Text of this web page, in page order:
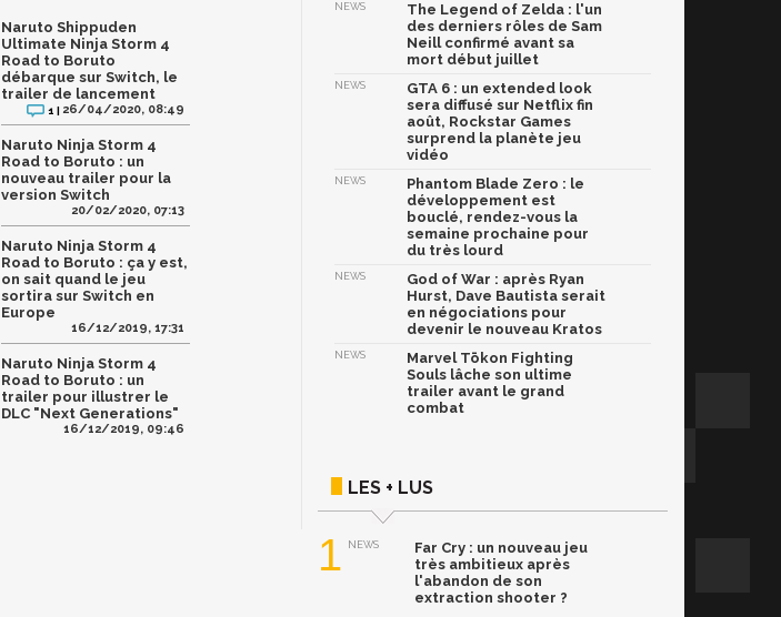
Naruto Shippuden
Ultimate Ninja Storm 4
Road to Boruto
débarque sur Switch, le
trailer de lancement
1 | 26/04/2020, 08:49
Naruto Ninja Storm 4
Road to Boruto : un
nouveau trailer pour la
version Switch
20/02/2020, 07:13
Naruto Ninja Storm 4
Road to Boruto : ça y est,
on sait quand le jeu
sortira sur Switch en
Europe
16/12/2019, 17:31
Naruto Ninja Storm 4
Road to Boruto : un
trailer pour illustrer le
DLC "Next Generations"
16/12/2019, 09:46
NEWS
The Legend of Zelda : l'un
des derniers rôles de Sam
Neill confirmé avant sa
mort début juillet
NEWS
GTA 6 : un extended look
sera diffusé sur Netflix fin
août, Rockstar Games
surprend la planète jeu
vidéo
NEWS
Phantom Blade Zero : le
développement est
bouclé, rendez-vous la
semaine prochaine pour
du très lourd
NEWS
God of War : après Ryan
Hurst, Dave Bautista serait
en négociations pour
devenir le nouveau Kratos
NEWS
Marvel Tōkon Fighting
Souls lâche son ultime
trailer avant le grand
combat
LES + LUS
1 NEWS
Far Cry : un nouveau jeu
très ambitieux après
l'abandon de son
extraction shooter ?